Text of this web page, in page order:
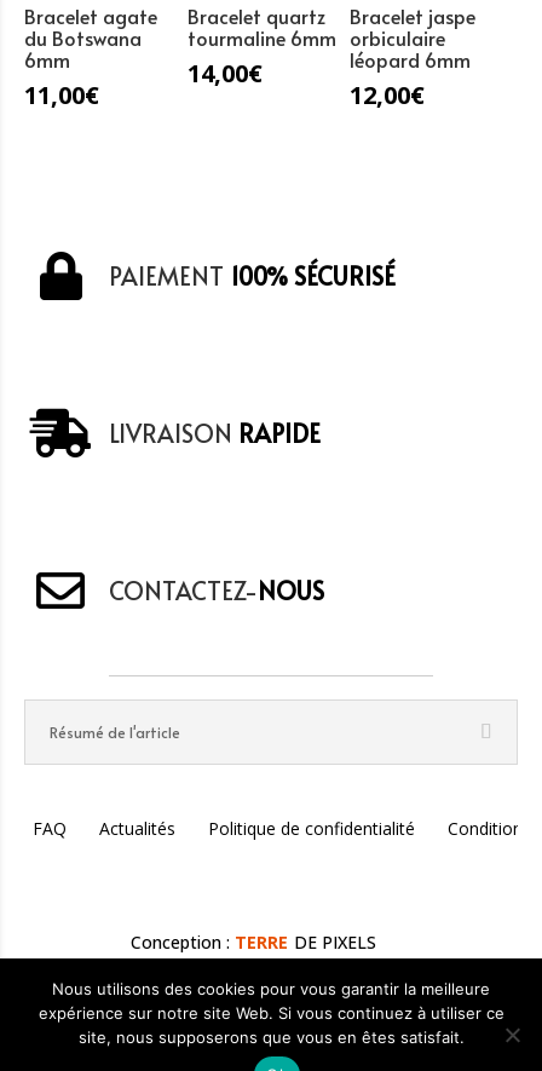
Bracelet agate
du Botswana
6mm
11,00€
Bracelet quartz
tourmaline 6mm
14,00€
Bracelet jaspe
orbiculaire
léopard 6mm
12,00€
PAIEMENT 100% SÉCURISÉ
LIVRAISON RAPIDE
CONTACTEZ-NOUS
Résumé de l'article
FAQ Actualités Politique de confidentialité Conditions
Conception : TERRE DE PIXELS
Rédigé parFabien Liger— Lithothérapeute & Créateur de
Bijoux Holistiques | Mis à jour le
Nous utilisons des cookies pour vous garantir la meilleure
expérience sur notre site Web. Si vous continuez à utiliser ce
site, nous supposerons que vous en êtes satisfait.